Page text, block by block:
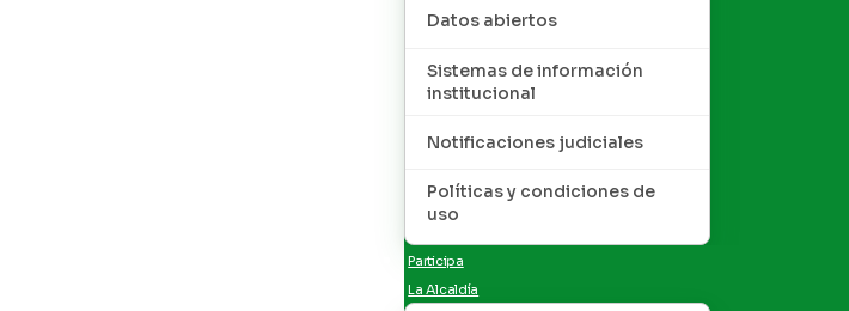
Datos abiertos
Sistemas de información
institucional
Notificaciones judiciales
Políticas y condiciones de
uso
Participa
La Alcaldía